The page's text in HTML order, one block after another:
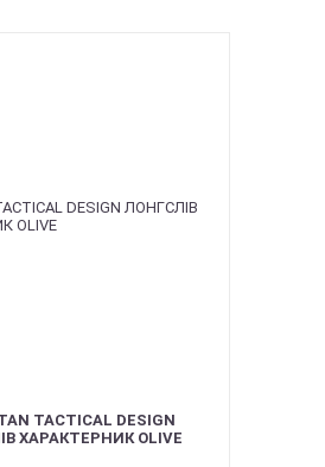
TACTICAL DESIGN
ХАРАКТЕРНИК OLIVE